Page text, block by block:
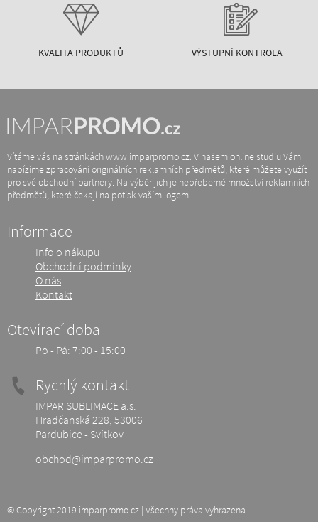
KVALITA PRODUKTŮ VÝSTUPNÍ KONTROLA
Vítáme vás na stránkách www.imparpromo.cz. V našem online studiu Vám
nabízíme zpracování originálních reklamních předmětů, které můžete využít
pro své obchodní partnery. Na výběr jich je nepřeberné množství reklamních
předmětů, které čekají na potisk vaším logem.
Informace
Info o nákupu
Obchodní podmínky
O nás
Kontakt
Otevírací doba
Po - Pá: 7:00 - 15:00
Rychlý kontakt
IMPAR SUBLIMACE a.s.
Hradčanská 228, 53006
Pardubice - Svítkov
obchod@imparpromo.cz
© Copyright 2019 imparpromo.cz | Všechny práva vyhrazena